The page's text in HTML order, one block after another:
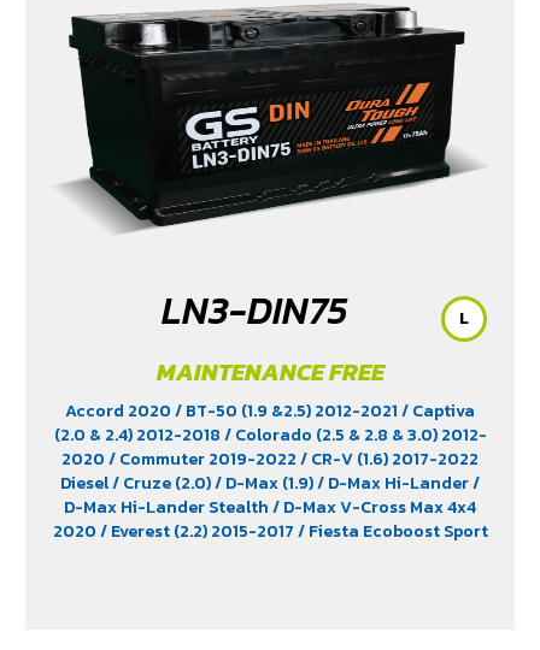
LN3-DIN75
MAINTENANCE FREE
Accord 2020/ BT-50 (1.9 &2.5) 2012-2021/ Captiva
(2.0 & 2.4) 2012-2018/ Colorado (2.5 & 2.8 & 3.0) 2012-
2020/ Commuter 2019-2022/ CR-V (1.6) 2017-2022
Diesel/ Cruze (2.0)/ D-Max (1.9)/ D-Max Hi-Lander/
D-Max Hi-Lander Stealth/ D-Max V-Cross Max 4x4
2020/ Everest (2.2) 2015-2017/ Fiesta Ecoboost Sport
L